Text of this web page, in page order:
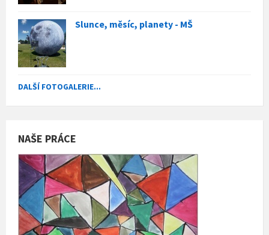
Slunce, měsíc, planety - MŠ
DALŠÍ FOTOGALERIE...
NAŠE PRÁCE